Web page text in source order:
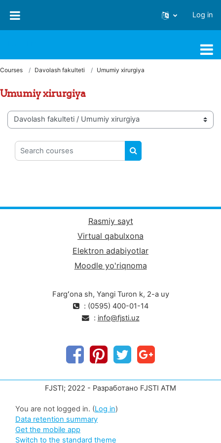
Log in
Courses Davolash fakulteti Umumiy xirurgiya
Umumiy xirurgiya
Course categories
Search courses
SEARCH COURSES
Rasmiy sayt
Virtual qabulxona
Elektron adabiyotlar
Moodle yo'riqnoma
Fargʻona sh, Yangi Turon k, 2-a uy
: (0595) 400-01-14
: info@fjsti.uz
FJSTI; 2022 - Разработано FJSTI ATM
You are not logged in. (Log in)
Data retention summary
Get the mobile app
Switch to the standard theme